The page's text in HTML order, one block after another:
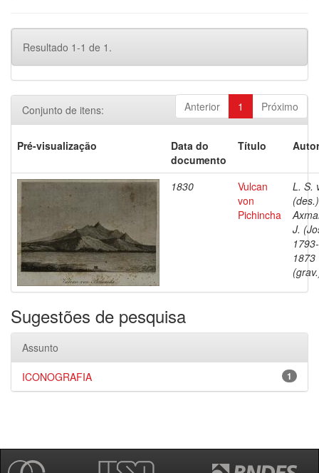
Resultado 1-1 de 1.
Anterior 1 Próximo
Conjunto de itens:
Pré-visualização
Data do
documento
Título
1830
Vulcan
von
Pichincha
L. S.
J.
1793-
1873
Sugestões de pesquisa
Assunto
1
ICONOGRAFIA